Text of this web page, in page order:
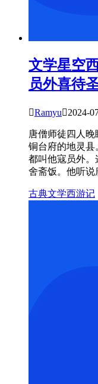
文学星空
员外喜待
Ramyu2024-
唐僧师徒四人
铜台府的地灵县
都叫他寇员外
舍斋饭。他听说
古典文学西游记